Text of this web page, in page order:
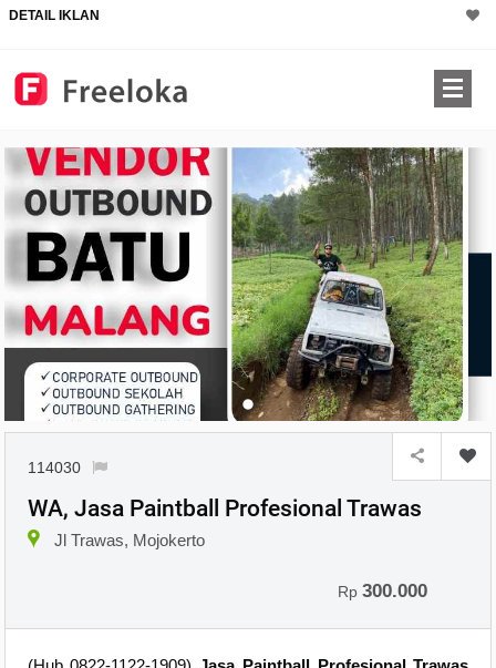
DETAIL IKLAN
114030
WA, Jasa Paintball Profesional Trawas
Jl Trawas, Mojokerto
Rp300.000